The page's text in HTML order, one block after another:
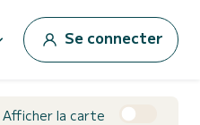
Se connecter
Afficher la carte